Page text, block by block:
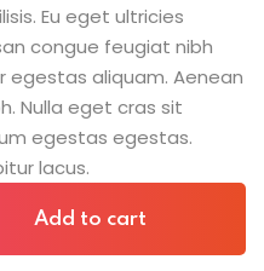
Eu eget ultricies
congue feugiat nibh
aliquam. Aenean
Nulla eget cras sit
egestas egestas.
lacus.
Add to cart